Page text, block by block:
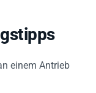
einem Antrieb